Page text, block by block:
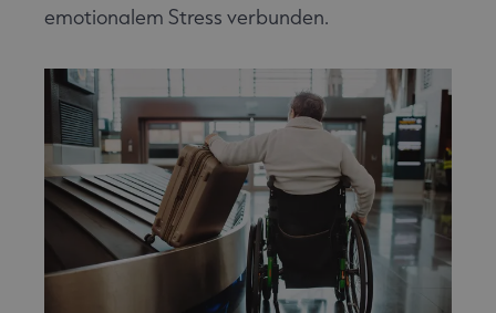
emotionalem Stress verbunden.